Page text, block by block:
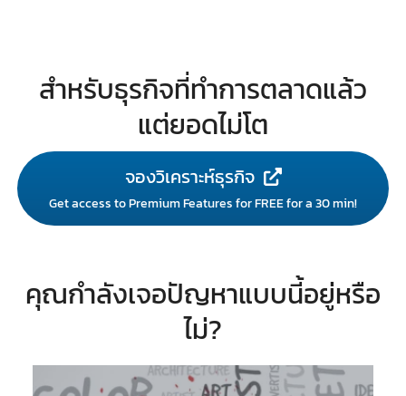
สำหรับธุรกิจที่ทำการตลาดแล้ว
แต่ยอดไม่โต
จองวิเคราะห์ธุรกิจ
Get access to Premium Features for FREE for a 30 min!
คุณกำลังเจอปัญหาแบบนี้อยู่หรือ
ไม่?